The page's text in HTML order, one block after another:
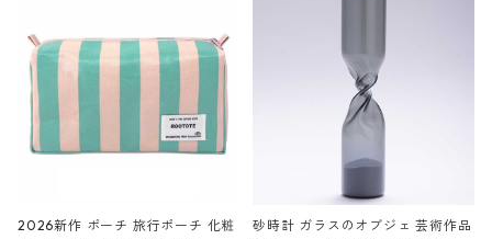
ーガンディー、オフホワイト
2026新作 ポーチ 旅行ポーチ 化粧
砂時計 ガラスのオブジェ 芸術作品